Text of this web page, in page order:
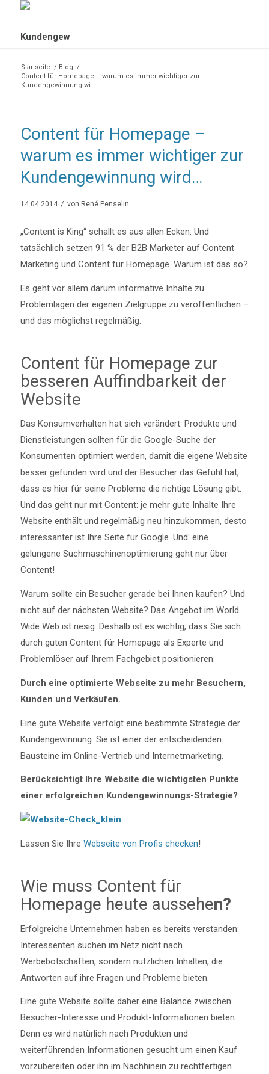
Startseite / Blog /
Content für Homepage – warum es immer wichtiger zur
Kundengewinnung wi...
Content für Homepage –
warum es immer wichtiger zur
Kundengewinnung wird…
14.04.2014 / von René Penselin
„Content is King“ schallt es aus allen Ecken. Und
tatsächlich setzen 91 % der B2B Marketer auf Content
Marketing und Content für Homepage. Warum ist das so?
Es geht vor allem darum informative Inhalte zu
Problemlagen der eigenen Zielgruppe zu veröffentlichen –
und das möglichst regelmäßig.
Content für Homepage zur
besseren Auffindbarkeit der
Website
Das Konsumverhalten hat sich verändert. Produkte und
Dienstleistungen sollten für die Google-Suche der
Konsumenten optimiert werden, damit die eigene Website
besser gefunden wird und der Besucher das Gefühl hat,
dass es hier für seine Probleme die richtige Lösung gibt.
Und das geht nur mit Content: je mehr gute Inhalte Ihre
Website enthält und regelmäßig neu hinzukommen, desto
interessanter ist Ihre Seite für Google. Und: eine
gelungene Suchmaschinenoptimierung geht nur über
Content!
Warum sollte ein Besucher gerade bei Ihnen kaufen? Und
nicht auf der nächsten Website? Das Angebot im World
Wide Web ist riesig. Deshalb ist es wichtig, dass Sie sich
durch guten Content für Homepage als Experte und
Problemlöser auf Ihrem Fachgebiet positionieren.
Durch eine optimierte Webseite zu mehr Besuchern,
Kunden und Verkäufen.
Eine gute Website verfolgt eine bestimmte Strategie der
Kundengewinnung. Sie ist einer der entscheidenden
Bausteine im Online-Vertrieb und Internetmarketing.
Berücksichtigt Ihre Website die wichtigsten Punkte
einer erfolgreichen Kundengewinnungs-Strategie?
Lassen Sie Ihre Webseite von Profis checken!
Wie muss Content für
Homepage heute aussehen?
Erfolgreiche Unternehmen haben es bereits verstanden:
Interessenten suchen im Netz nicht nach
Werbebotschaften, sondern nützlichen Inhalten, die
Antworten auf ihre Fragen und Probleme bieten.
Eine gute Website sollte daher eine Balance zwischen
Besucher-Interesse und Produkt-Informationen bieten.
Denn es wird natürlich nach Produkten und
weiterführenden Informationen gesucht um einen Kauf
vorzubereiten oder ihn im Nachhinein zu rechtfertigen.